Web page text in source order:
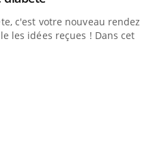
c'est votre nouveau rendez-
les idées reçues ! Dans cet